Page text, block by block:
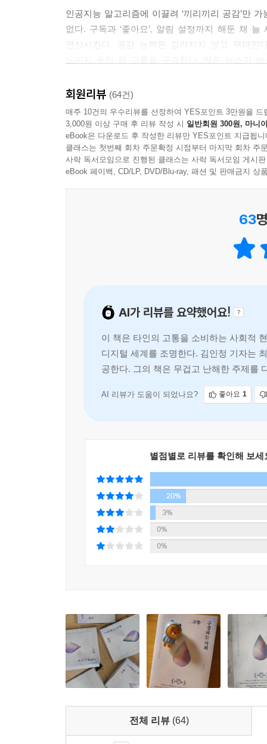
전국 뉴스를 통해 바라보면, 지역은 흉흉한 사고
아지는 곳이다.
그런가 하면 아직 개발의 삽질이 닿지 않는 산천
건, 지역의 일부가 가려진 채로 전달되고 있다는
치나 경제, 교육, 문화는 마치 존재하지 않는 듯 중
--- p.190, 「지역에서 유독 사건 사고가 많이 일어
한국언론진흥재단 미디어연구센터의 2022년 조
트에 이르는 반면, ‘이대남’이라는 표현이 자신의
--- p.207-208, 「만들어진 전쟁, 젠더 갈등」 중에서
오늘도 뉴스가 준비되고, 인터넷과 스크린, 가판
다. 여기 문제가 있어요, 여기에 썩어가고 있는,
--- p.225-226, 「그저 뉴스거리로 끝나는 많은 일
한 공동체가 슬퍼하기로 결정한 죽음을 들여다보
의 영역을 확장해 준다. ‘무엇을 애도하는 사회인
핍되어 있는지 정도는 눈치챌 수 있게끔 한다. 기
지만 전체적인 그림을 충분히 제시하는 그 사례
엇을 고쳐야 하는지 알게 한다.
의 세계는 다 망가져 폐허가 됐다. 아마도 그는 자
서 부러진 나뭇가지를 집어 들어 고통을 막을 수
--- p.261, 「사적 애도를 위한 공적 애도」 중에서
흔한 고통이 문제가 아닌 문화가 되고, 시급하
산업재해로 목숨을 잃고 있다.”_p.100
“고통은 어떻게 드라마가 되는가”
뉴스는 하지 못하고, 넷플릭스는 해낸 것
2023년 넷플릭스의 오리지널 콘텐츠 〈나는 신
이는 많은 이들이 뉴스에 등을 돌리는 이유이기
이 책을 읽은 김지수 기자는 “단죄하거나 단정
진단한 저자는, 2장에서는 사회가 납작하게 대
발견하고, 마지막 4장에서는 모든 이야기를 변화
“그들은 우리와 너무나도 닮았다”. 2022년 다
불러일으켰다. 선의에서 비롯되었을지언정, 순
말 앞에서 우리는 얼마나 떳떳한가. 홍콩 시위 때
참사와 재해를 전하는 뉴스에서 “나일 수 있었다”
세계를 돌아다니며 여러 고통을 마주했던 저자
공동체를 감각하는 능력을 상실할 수 있음을 지
“이 죽음은 애도할 만한가”
우리는 모두 타인의 고통에 빚지고 있다
“슬픔을 정치에 이용하지 말라”. 진상 규명과 책
하지만 저자는 지금 우리에게는 ‘공적 애도’가
사람들이 있다. 대중 앞에 고통을 꺼내든 사람은
힐난하기란 쉬운 일이다. 하지만 이는 부정과
아니다.
인공지능 알고리즘에 이끌려 ‘끼리끼리 공감’만
없다. 구독과 ‘좋아요’, 알림 설정까지 해둔 채
연상시킨다. 공감 능력은 길러지지 않고 무뎌진
불러일으키는 윤리적 저널리즘은 깨어 있는 시민
말이 묵직하다. 이 말은 뉴스가 무의미한 매체
제작자와 소비자 모두의 몫이라는 이야기일 것이
넘어 ‘그다음’을 이야기하길 바란다.
- 최재천 (이화여대 에코과학부 석좌교수, 생명다
매끈하지도 딱 맞아떨어지지도 않는다. 나는 소
있기를, 그런 뒤에도 질문을 이어갈 수 있기를.
응시에 관한 걸작으로 불리게 될 책이다. 수전 손
구경하는 사회》는 ‘고통이 최고의 콘텐츠’가 된
그는 각성한다. ‘타인의 고통’은 내 것이 될 수 없
참사부터 재해 현장의 희생자들, 떨고 있는 마약
섣불리 공감하기보다 고통을 겪는 타자의 공간에
사이에서 찌른 질문의 ‘주저흔’이 이 땅의 모든
다른 직업의 내면을 들여다보는 것은 언제나 흥
이유를 다시 한번 고민하도록 독려한다. 책이 가
얻을 수 있기에 뉴스에 지친 모든 이들에게 일독을
- 송길영 (《시대예보: 경량문명의 탄생》 저자, 마
문해력의 뜻을 살면서 겪은 바를 파악하는 것으
끊임없이 발명하려는 인간의 몸부림을 기록한 일
- 김신식 (감정사회학자, 작가)
회원리뷰 (64건)
매주 10건의 우수리뷰를 선정하여 YES포인트 3만원을 드
3,000원 이상 구매 후 리뷰 작성 시 일반회원 300원, 마니
eBook은 다운로드 후 작성한 리뷰만 YES포인트 지급됩니
클래스는 첫번째 회차 주문확정 시점부터 마지막 회차 주
사락 독서모임으로 진행된 클래스는 사락 독서모임 게시
eBook 페이백, CD/LP, DVD/Blu-ray, 패션 및 판매금지 상
63
AI가 리뷰를 요약했어요!
이 책은 타인의 고통을 소비하는 사회적
디지털 세계를 조명한다. 김인정 기자는
공한다. 그의 책은 무겁고 난해한 주제를
AI 리뷰가 도움이 되었나요? 좋아요 1
별점별로 리뷰를 확인해 보세
20%
3%
0%
0%
전체 리뷰 (64)